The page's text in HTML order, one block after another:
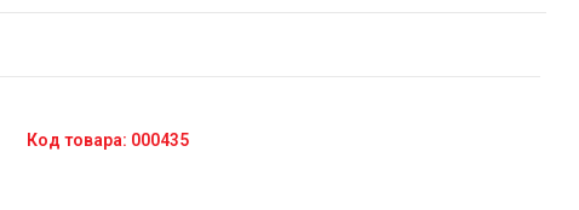
Код товара: 000435